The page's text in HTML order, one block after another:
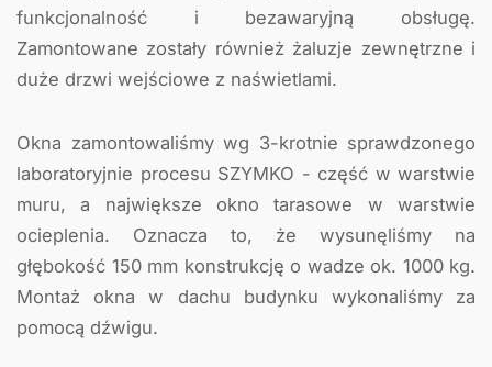
funkcjonalność i bezawaryjną obsługę.
Zamontowane zostały również żaluzje zewnętrzne i
duże drzwi wejściowe z naświetlami.
Okna zamontowaliśmy wg 3-krotnie sprawdzonego
laboratoryjnie procesu SZYMKO - część w warstwie
muru, a największe okno tarasowe w warstwie
ocieplenia. Oznacza to, że wysunęliśmy na
głębokość 150 mm konstrukcję o wadze ok. 1000 kg.
Montaż okna w dachu budynku wykonaliśmy za
pomocą dźwigu.